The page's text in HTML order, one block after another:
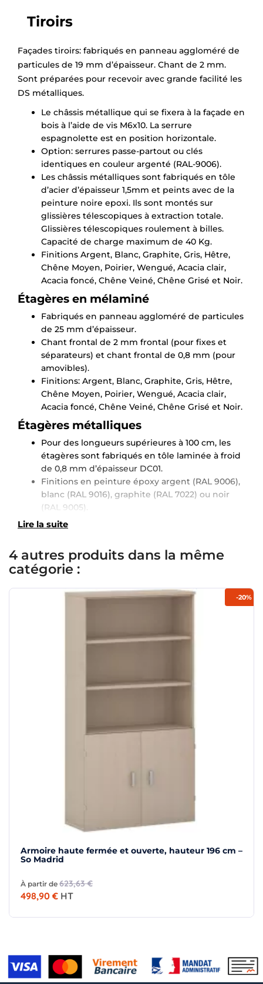
Tiroirs
Façades tiroirs: fabriqués en panneau aggloméré de
particules de 19 mm d’épaisseur. Chant de 2 mm.
Sont préparées pour recevoir avec grande facilité les
DS métalliques.
Le châssis métallique qui se fixera à la façade en
bois à l’aide de vis M6x10. La serrure
espagnolette est en position horizontale.
Option: serrures passe-partout ou clés
identiques en couleur argenté (RAL-9006).
Les châssis métalliques sont fabriqués en tôle
d’acier d’épaisseur 1,5mm et peints avec de la
peinture noire epoxi. Ils sont montés sur
glissières télescopiques à extraction totale.
Glissières télescopiques roulement à billes.
Capacité de charge maximum de 40 Kg.
Finitions Argent, Blanc, Graphite, Gris, Hêtre,
Chêne Moyen, Poirier, Wengué, Acacia clair,
Acacia foncé, Chêne Veiné, Chêne Grisé et Noir.
Étagères en mélaminé
Fabriqués en panneau aggloméré de particules
de 25 mm d’épaisseur.
Chant frontal de 2 mm frontal (pour fixes et
séparateurs) et chant frontal de 0,8 mm (pour
amovibles).
Finitions: Argent, Blanc, Graphite, Gris, Hêtre,
Chêne Moyen, Poirier, Wengué, Acacia clair,
Acacia foncé, Chêne Veiné, Chêne Grisé et Noir.
Étagères métalliques
Pour des longueurs supérieures à 100 cm, les
étagères sont fabriqués en tôle laminée à froid
de 0,8 mm d’épaisseur DC01.
Finitions en peinture époxy argent (RAL 9006),
blanc (RAL 9016), graphite (RAL 7022) ou noir
(RAL 9005).
Lire la suite
4 autres produits dans la même
catégorie :
Armoire haute fermée et ouverte, hauteur 196 cm –
So Madrid
À partir de 623,63 €
498,90 € HT
-20%